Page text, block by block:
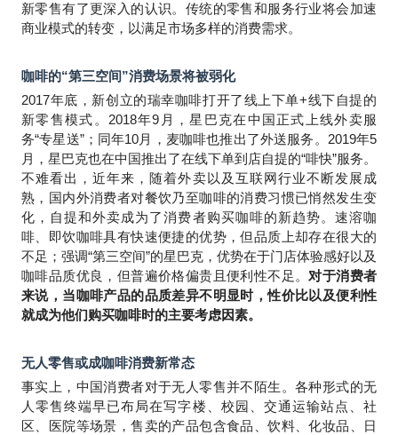
新零售有了更深入的认识。传统的零售和服务行业将会加速
商业模式的转变，以满足市场多样的消费需求。
咖啡的“第三空间”消费场景将被弱化
2017年底，新创立的瑞幸咖啡打开了线上下单+线下自提的
新零售模式。2018年9月，星巴克在中国正式上线外卖服
务“专星送”；同年10月，麦咖啡也推出了外送服务。2019年5
月，星巴克也在中国推出了在线下单到店自提的“啡快”服务。
不难看出，近年来，随着外卖以及互联网行业不断发展成
熟，国内外消费者对餐饮乃至咖啡的消费习惯已悄然发生变
化，自提和外卖成为了消费者购买咖啡的新趋势。速溶咖
啡、即饮咖啡具有快速便捷的优势，但品质上却存在很大的
不足；强调“第三空间”的星巴克，优势在于门店体验感好以及
咖啡品质优良，但普遍价格偏贵且便利性不足。 对于消费者
来说，当咖啡产品的品质差异不明显时，性价比以及便利性
就成为他们购买咖啡时的主要考虑因素。
无人零售或成咖啡消费新常态
事实上，中国消费者对于无人零售并不陌生。各种形式的无
人零售终端早已布局在写字楼、校园、交通运输站点、社
区、医院等场景，售卖的产品包含食品、饮料、化妆品、日